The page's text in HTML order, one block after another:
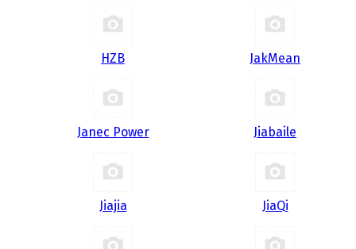
HZB JakMean
Janec Power Jiabaile
Jiajia JiaQi